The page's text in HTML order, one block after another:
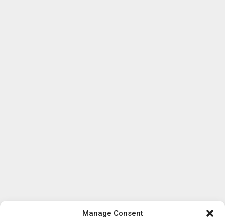
Manage Consent